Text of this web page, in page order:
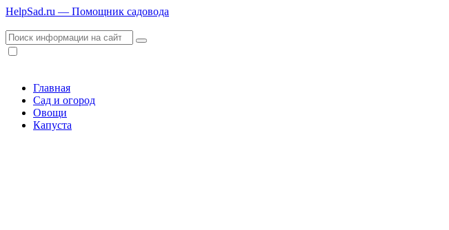
HelpSad.ru — Помощник садовода
Главная
Сад и огород
Овощи
Капуста